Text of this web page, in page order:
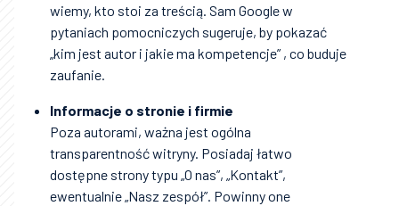
wiemy, kto stoi za treścią. Sam Google w
pytaniach pomocniczych sugeruje, by pokazać
„kim jest autor i jakie ma kompetencje” , co buduje
zaufanie.
Informacje o stronie i firmie
Poza autorami, ważna jest ogólna
transparentność witryny. Posiadaj łatwo
dostępne strony typu „O nas”, „Kontakt”,
ewentualnie „Nasz zespół”. Powinny one